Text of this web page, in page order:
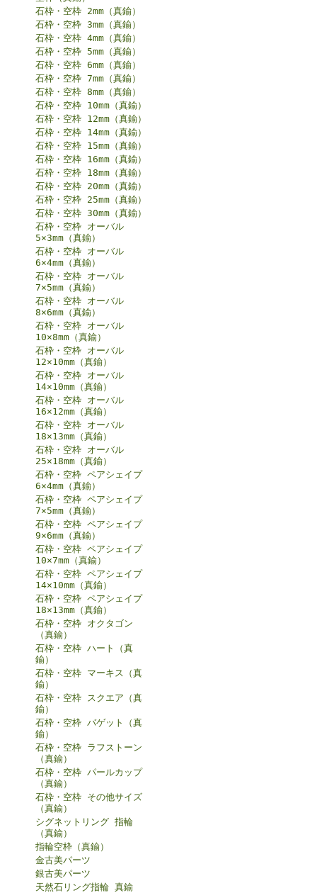
石枠・空枠 2mm（真鍮）
石枠・空枠 3mm（真鍮）
石枠・空枠 4mm（真鍮）
石枠・空枠 5mm（真鍮）
石枠・空枠 6mm（真鍮）
石枠・空枠 7mm（真鍮）
石枠・空枠 8mm（真鍮）
石枠・空枠 10mm（真鍮）
石枠・空枠 12mm（真鍮）
石枠・空枠 14mm（真鍮）
石枠・空枠 15mm（真鍮）
石枠・空枠 16mm（真鍮）
石枠・空枠 18mm（真鍮）
石枠・空枠 20mm（真鍮）
石枠・空枠 25mm（真鍮）
石枠・空枠 30mm（真鍮）
石枠・空枠 オーバル
5×3mm（真鍮）
石枠・空枠 オーバル
6×4mm（真鍮）
石枠・空枠 オーバル
7×5mm（真鍮）
石枠・空枠 オーバル
8×6mm（真鍮）
石枠・空枠 オーバル
10×8mm（真鍮）
石枠・空枠 オーバル
12×10mm（真鍮）
石枠・空枠 オーバル
14×10mm（真鍮）
石枠・空枠 オーバル
16×12mm（真鍮）
石枠・空枠 オーバル
18×13mm（真鍮）
石枠・空枠 オーバル
25×18mm（真鍮）
石枠・空枠 ペアシェイプ
6×4mm（真鍮）
石枠・空枠 ペアシェイプ
7×5mm（真鍮）
石枠・空枠 ペアシェイプ
9×6mm（真鍮）
石枠・空枠 ペアシェイプ
10×7mm（真鍮）
石枠・空枠 ペアシェイプ
14×10mm（真鍮）
石枠・空枠 ペアシェイプ
18×13mm（真鍮）
石枠・空枠 オクタゴン
（真鍮）
石枠・空枠 ハート（真
鍮）
石枠・空枠 マーキス（真
鍮）
石枠・空枠 スクエア（真
鍮）
石枠・空枠 バゲット（真
鍮）
石枠・空枠 ラフストーン
（真鍮）
石枠・空枠 パールカップ
（真鍮）
石枠・空枠 その他サイズ
（真鍮）
シグネットリング 指輪
（真鍮）
指輪空枠（真鍮）
金古美パーツ
銀古美パーツ
天然石リング指輪 真鍮